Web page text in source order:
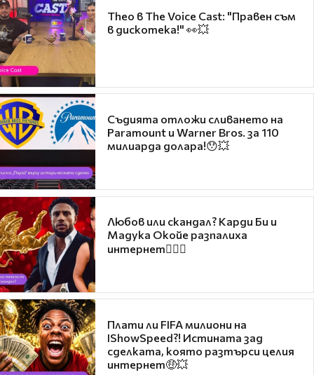
Theo в The Voice Cast: "Правен съм
в дискотека!" 👀💥
Съдията отложи сливането на
Paramount и Warner Bros. за 110
милиарда долара!😯💥
Любов или скандал? Карди Би и
Мадука Окойе разпалиха
интернет❤️‍🔥🔥
Плати ли FIFA милиони на
IShowSpeed?! Истината зад
сделката, която разтърси целия
интернет🤑💥